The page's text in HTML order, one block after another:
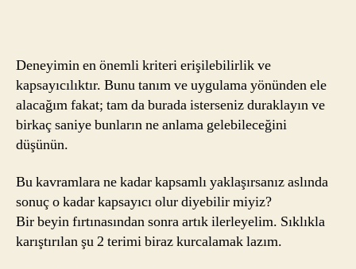
Deneyimin en önemli kriteri erişilebilirlik ve
kapsayıcılıktır. Bunu tanım ve uygulama yönünden ele
alacağım fakat; tam da burada isterseniz duraklayın ve
birkaç saniye bunların ne anlama gelebileceğini
düşünün.
Bu kavramlara ne kadar kapsamlı yaklaşırsanız aslında
sonuç o kadar kapsayıcı olur diyebilir miyiz?
Bir beyin fırtınasından sonra artık ilerleyelim. Sıklıkla
karıştırılan şu 2 terimi biraz kurcalamak lazım.